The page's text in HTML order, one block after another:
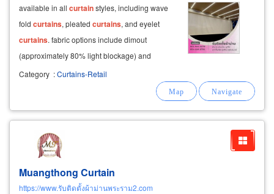
available in all curtainstyles, including wave
fold curtains, pleated curtains, and eyelet
curtains. fabric options include dimout
(approximately 80% light blockage) and
blackout (100% light blockage).
Category :Curtains-Retail
Muangthong Curtain
https://www.รับติดตั้งผ้าม่านพระราม2.com